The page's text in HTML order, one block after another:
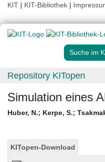
KIT | KIT-Bibliothek |
Suche im
Repository KITopen
Simulation eines
Huber, N.; Kerpe, S.;
KITopen-Download